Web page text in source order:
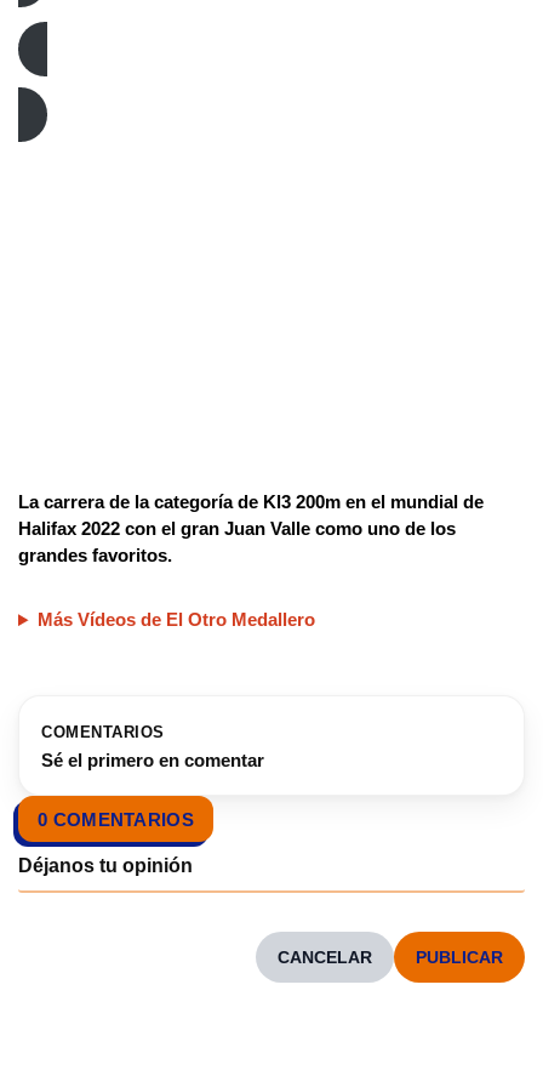
La carrera de la categoría de Kl3 200m en el mundial de
Halifax 2022 con el gran Juan Valle como uno de los
grandes favoritos.
Más Vídeos de El Otro Medallero
COMENTARIOS
Sé el primero en comentar
0 COMENTARIOS
CANCELAR